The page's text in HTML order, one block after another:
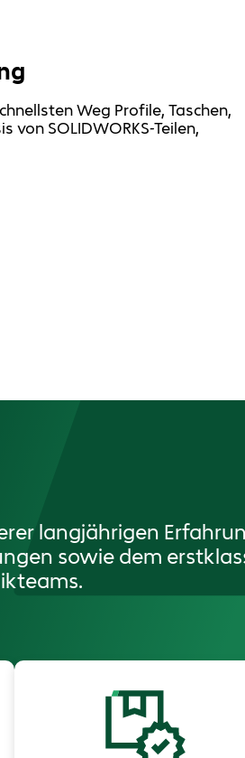
Weg Profile, Taschen,
von SOLIDWORKS-Teilen,
langjährigen
sowie dem